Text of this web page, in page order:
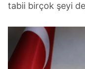
tabii birçok şeyi